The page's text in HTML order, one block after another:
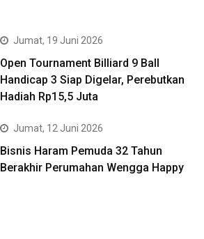
Jumat, 19 Juni 2026
Open Tournament Billiard 9 Ball
Handicap 3 Siap Digelar, Perebutkan
Hadiah Rp15,5 Juta
Jumat, 12 Juni 2026
Bisnis Haram Pemuda 32 Tahun
Berakhir Perumahan Wengga Happy